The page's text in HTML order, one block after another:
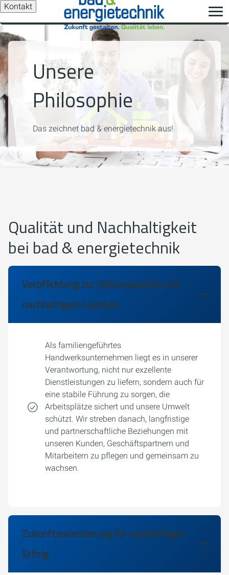
Kontakt
Unsere
Philosophie
Das zeichnet bad & energietechnik aus!
Qualität und Nachhaltigkeit
bei bad & energietechnik
Verpflichtung zur Spitzenqualität und
nachhaltigem Handeln
Als familiengeführtes
Handwerksunternehmen liegt es in unserer
Verantwortung, nicht nur exzellente
Dienstleistungen zu liefern, sondern auch für
eine stabile Führung zu sorgen, die
Arbeitsplätze sichert und unsere Umwelt
schützt. Wir streben danach, langfristige
und partnerschaftliche Beziehungen mit
unseren Kunden, Geschäftspartnern und
Mitarbeitern zu pflegen und gemeinsam zu
wachsen.
Zukunftsorientierung für nachhaltigen
Erfolg